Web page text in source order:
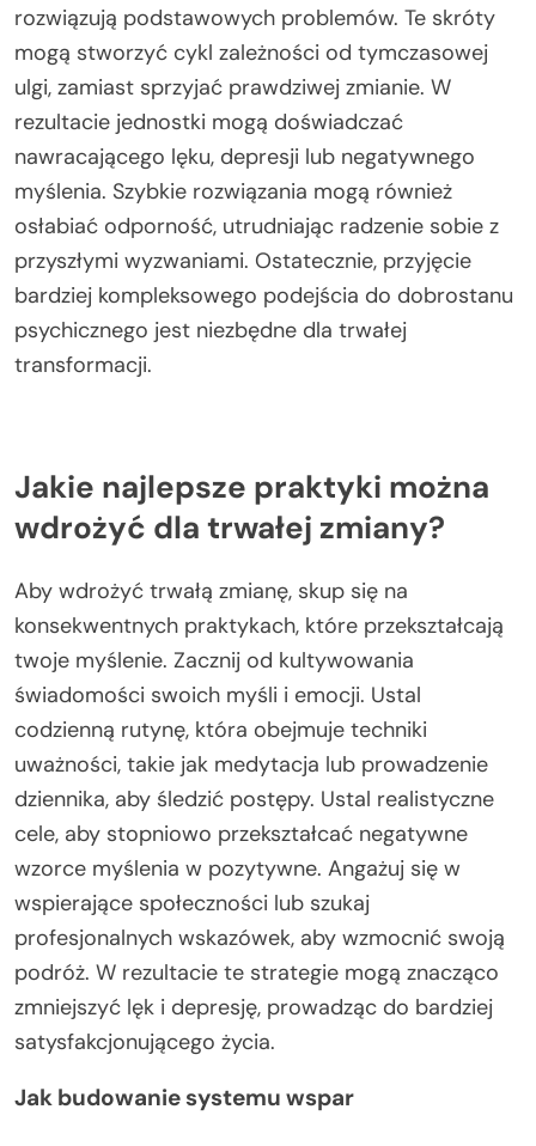
rozwiązują podstawowych problemów. Te skróty
mogą stworzyć cykl zależności od tymczasowej
ulgi, zamiast sprzyjać prawdziwej zmianie. W
rezultacie jednostki mogą doświadczać
nawracającego lęku, depresji lub negatywnego
myślenia. Szybkie rozwiązania mogą również
osłabiać odporność, utrudniając radzenie sobie z
przyszłymi wyzwaniami. Ostatecznie, przyjęcie
bardziej kompleksowego podejścia do dobrostanu
psychicznego jest niezbędne dla trwałej
transformacji.
Jakie najlepsze praktyki można
wdrożyć dla trwałej zmiany?
Aby wdrożyć trwałą zmianę, skup się na
konsekwentnych praktykach, które przekształcają
twoje myślenie. Zacznij od kultywowania
świadomości swoich myśli i emocji. Ustal
codzienną rutynę, która obejmuje techniki
uważności, takie jak medytacja lub prowadzenie
dziennika, aby śledzić postępy. Ustal realistyczne
cele, aby stopniowo przekształcać negatywne
wzorce myślenia w pozytywne. Angażuj się w
wspierające społeczności lub szukaj
profesjonalnych wskazówek, aby wzmocnić swoją
podróż. W rezultacie te strategie mogą znacząco
zmniejszyć lęk i depresję, prowadząc do bardziej
satysfakcjonującego życia.
Jak budowanie systemu wspar